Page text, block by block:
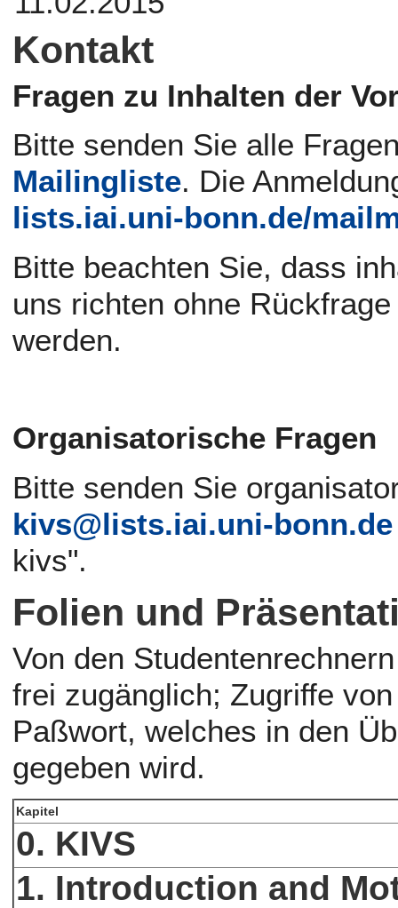
Kontakt
Fragen zu Inhalten der
Bitte senden Sie alle
Mailingliste. Die
lists.iai.uni-bonn.de/
Bitte beachten Sie, dass
uns richten ohne
werden.
Organisatorische Fragen
Bitte senden Sie
kivs@lists.iai.uni-bonn.de
kivs".
Folien und
Von den
frei zugänglich; Zugriffe
Paßwort, welches in den
gegeben wird.
Kapitel
0. KIVS
1. Introduction and